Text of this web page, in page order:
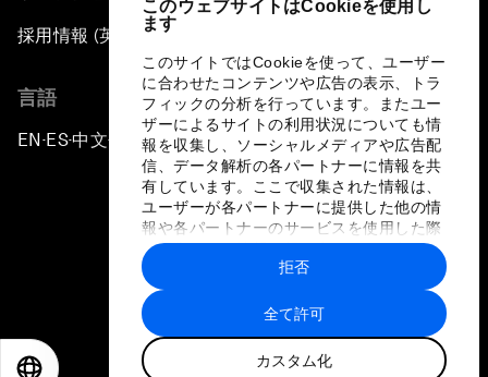
このウェブサイトはCookieを使用し
ます
このサイトではCookieを使って、ユーザー
に合わせたコンテンツや広告の表示、トラ
フィックの分析を行っています。またユー
ザーによるサイトの利用状況についても情
報を収集し、ソーシャルメディアや広告配
信、データ解析の各パートナーに情報を共
有しています。ここで収集された情報は、
ユーザーが各パートナーに提供した他の情
報や各パートナーのサービスを使用した際
に収集された情報と組み合わされ、各パー
トナーによって使用されることがありま
す。
全て許可
カスタム化
拒否
採用情報 (英語のみ)
言語
EN ▪ES▪中文▪ 日本語
プライバシーポリシーと利用規約
サイトマップ
©
世界経済フォーラム